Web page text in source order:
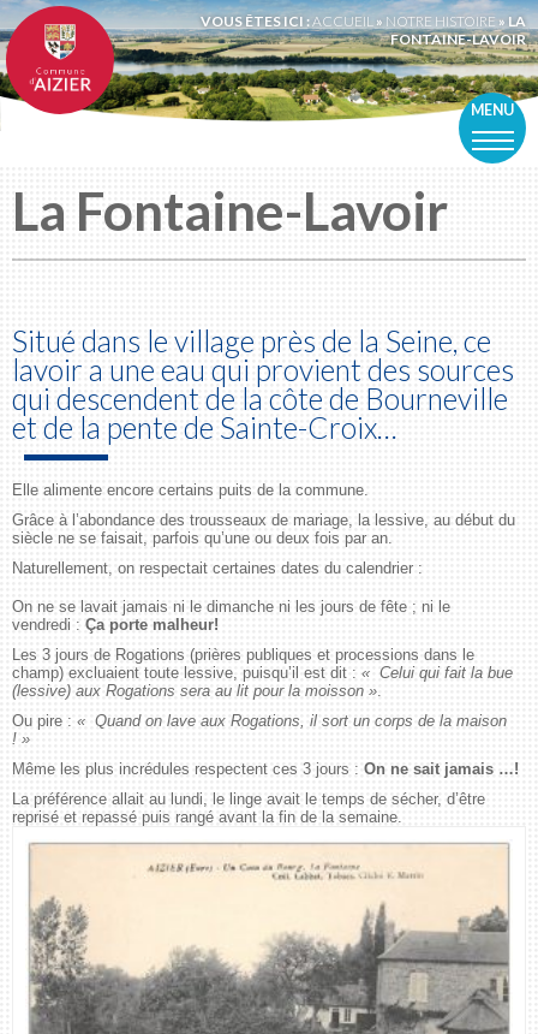
VOUS ÊTES ICI :ACCUEIL » NOTRE HISTOIRE » LA
FONTAINE-LAVOIR
MENU
La Fontaine-Lavoir
Situé dans le village près de la Seine, ce
lavoir a une eau qui provient des sources
qui descendent de la côte de Bourneville
et de la pente de Sainte-Croix…
Elle alimente encore certains puits de la commune.
Grâce à l’abondance des trousseaux de mariage, la lessive, au début du
siècle ne se faisait, parfois qu’une ou deux fois par an.
Naturellement, on respectait certaines dates du calendrier :
On ne se lavait jamais ni le dimanche ni les jours de fête ; ni le
vendredi : Ça porte malheur!
Les 3 jours de Rogations (prières publiques et processions dans le
champ) excluaient toute lessive, puisqu’il est dit : « Celui qui fait la bue
(lessive) aux Rogations sera au lit pour la moisson ».
Ou pire : « Quand on lave aux Rogations, il sort un corps de la maison
! »
Même les plus incrédules respectent ces 3 jours : On ne sait jamais …!
La préférence allait au lundi, le linge avait le temps de sécher, d’être
reprisé et repassé puis rangé avant la fin de la semaine.